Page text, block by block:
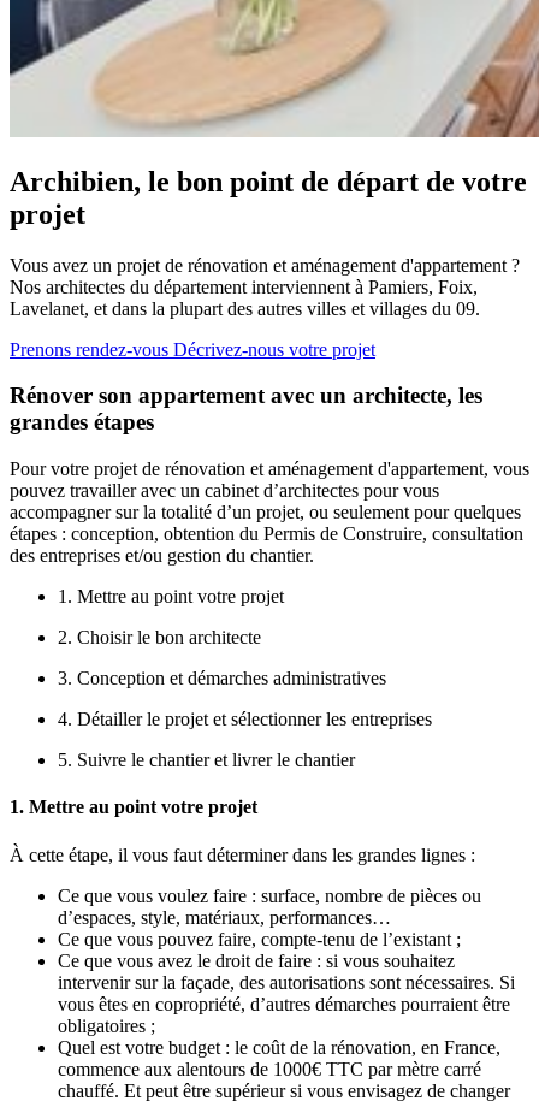
Archibien, le bon point de départ de votre
projet
Vous avez un projet de rénovation et aménagement d'appartement ?
Nos architectes du département interviennent à Pamiers, Foix,
Lavelanet, et dans la plupart des autres villes et villages du 09.
Prenons rendez-vous Décrivez-nous votre projet
Rénover son appartement avec un architecte, les
grandes étapes
Pour votre projet de rénovation et aménagement d'appartement, vous
pouvez travailler avec un cabinet d’architectes pour vous
accompagner sur la totalité d’un projet, ou seulement pour quelques
étapes : conception, obtention du Permis de Construire, consultation
des entreprises et/ou gestion du chantier.
1. Mettre au point votre projet
2. Choisir le bon architecte
3. Conception et démarches administratives
4. Détailler le projet et sélectionner les entreprises
5. Suivre le chantier et livrer le chantier
1. Mettre au point votre projet
À cette étape, il vous faut déterminer dans les grandes lignes :
Ce que vous voulez faire : surface, nombre de pièces ou
d’espaces, style, matériaux, performances…
Ce que vous pouvez faire, compte-tenu de l’existant ;
Ce que vous avez le droit de faire : si vous souhaitez
intervenir sur la façade, des autorisations sont nécessaires. Si
vous êtes en copropriété, d’autres démarches pourraient être
obligatoires ;
Quel est votre budget : le coût de la rénovation, en France,
commence aux alentours de 1000€ TTC par mètre carré
chauffé. Et peut être supérieur si vous envisagez de changer